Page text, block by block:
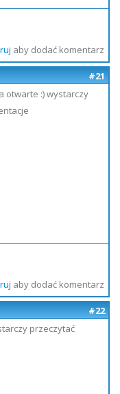
aby dodać komentarz
#21
otwarte :) wystarczy
aby dodać komentarz
#22
przeczytać